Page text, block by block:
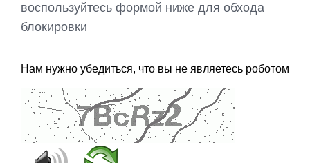
воспользуйтесь формой ниже для обхода
блокировки
Нам нужно убедиться, что вы не являетесь роботом